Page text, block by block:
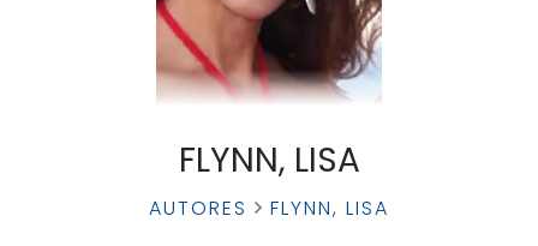
FLYNN, LISA
AUTORES
FLYNN, LISA